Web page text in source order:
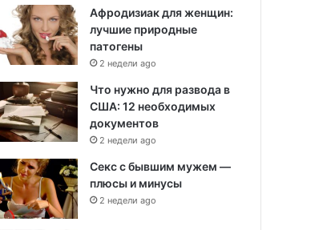
Афродизиак для женщин:
лучшие природные
патогены
2 недели ago
Что нужно для развода в
США: 12 необходимых
документов
2 недели ago
Секс с бывшим мужем —
плюсы и минусы
2 недели ago